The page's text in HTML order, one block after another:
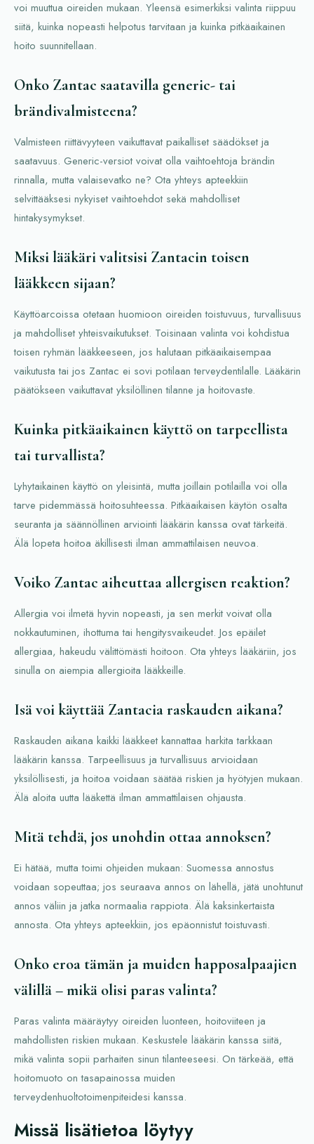
voi muuttua oireiden mukaan. Yleensä esimerkiksi valinta riippuu
siitä, kuinka nopeasti helpotus tarvitaan ja kuinka pitkäaikainen
hoito suunnitellaan.
Onko Zantac saatavilla generic- tai
brändivalmisteena?
Valmisteen riittävyyteen vaikuttavat paikalliset säädökset ja
saatavuus. Generic-versiot voivat olla vaihtoehtoja brändin
rinnalla, mutta valaisevatko ne? Ota yhteys apteekkiin
selvittääksesi nykyiset vaihtoehdot sekä mahdolliset
hintakysymykset.
Miksi lääkäri valitsisi Zantacin toisen
lääkkeen sijaan?
Käyttöarcoissa otetaan huomioon oireiden toistuvuus, turvallisuus
ja mahdolliset yhteisvaikutukset. Toisinaan valinta voi kohdistua
toisen ryhmän lääkkeeseen, jos halutaan pitkäaikaisempaa
vaikutusta tai jos Zantac ei sovi potilaan terveydentilalle. Lääkärin
päätökseen vaikuttavat yksilöllinen tilanne ja hoitovaste.
Kuinka pitkäaikainen käyttö on tarpeellista
tai turvallista?
Lyhytaikainen käyttö on yleisintä, mutta joillain potilailla voi olla
tarve pidemmässä hoitosuhteessa. Pitkäaikaisen käytön osalta
seuranta ja säännöllinen arviointi lääkärin kanssa ovat tärkeitä.
Älä lopeta hoitoa äkillisesti ilman ammattilaisen neuvoa.
Voiko Zantac aiheuttaa allergisen reaktion?
Allergia voi ilmetä hyvin nopeasti, ja sen merkit voivat olla
nokkautuminen, ihottuma tai hengitysvaikeudet. Jos epäilet
allergiaa, hakeudu välittömästi hoitoon. Ota yhteys lääkäriin, jos
sinulla on aiempia allergioita lääkkeille.
Isä voi käyttää Zantacia raskauden aikana?
Raskauden aikana kaikki lääkkeet kannattaa harkita tarkkaan
lääkärin kanssa. Tarpeellisuus ja turvallisuus arvioidaan
yksilöllisesti, ja hoitoa voidaan säätää riskien ja hyötyjen mukaan.
Älä aloita uutta lääkettä ilman ammattilaisen ohjausta.
Mitä tehdä, jos unohdin ottaa annoksen?
Ei hätää, mutta toimi ohjeiden mukaan: Suomessa annostus
voidaan sopeuttaa; jos seuraava annos on lähellä, jätä unohtunut
annos väliin ja jatka normaalia rappiota. Älä kaksinkertaista
annosta. Ota yhteys apteekkiin, jos epäonnistut toistuvasti.
Onko eroa tämän ja muiden happosalpaajien
välillä – mikä olisi paras valinta?
Paras valinta määräytyy oireiden luonteen, hoitoviiteen ja
mahdollisten riskien mukaan. Keskustele lääkärin kanssa siitä,
mikä valinta sopii parhaiten sinun tilanteeseesi. On tärkeää, että
hoitomuoto on tasapainossa muiden
terveydenhuoltotoimenpiteidesi kanssa.
Missä lisätietoa löytyy